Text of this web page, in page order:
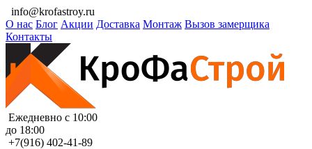
info@krofastroy.ru
О нас Блог Акции Доставка Монтаж Вызов замерщика
Контакты
Ежедневно с 10:00
до 18:00
+7(916) 402-41-89